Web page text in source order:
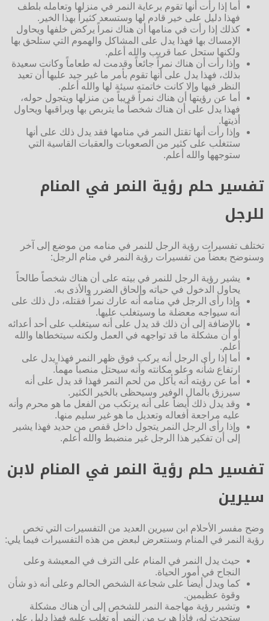
أما إذا رأت أنها تقوم برعاية النمر في منزلها وتعامله بلطف
فهذا دليل على خير قادم لها وستسعد كثيراً بهذا الخير.
كذلك إذا رأت في منامها أن هناك نمراً يركض خلفها ويحاول
الإمساك بها فهذا يدل على المشاكل والهموم التي ستلحق بها
ولكنها ستحل عما قريب والله أعلم.
وإذا رأت أن هناك نمراً جائعاً وقدمت له طعاماً وكانت سعيدة
بذلك، فهذا يدل على أنها تقوم بأمر ما غير جيد عليها أن تعيد
النظر فيها وإلا كانت خاتمته سيئة لها والله أعلم.
أما عن رؤيتها أن هناك نمراً قريباً من منزلها ويتجول حوله،
فهذا يدل على أن هناك شخصاً ما يتربص بها ويراقبها ويحاول
أذيتها.
وإذا رأت أنها تقتل النمر في منامها فقد يدل ذلك على أنها
ستتغلب على كثير من الصعوبات والعقبات القاسية التي
ستوجهها والله أعلم.
تفسير حلم رؤية النمر في المنام
للرجل
تختلف تفسيرات رؤية الرجل للنمر في منامه من موضع إلى آخر
وسنوضح بعضاً من تفسيرات رؤية النمر في منام الرجل:
يشير رؤية الرجل للنمر في بيته على أن هناك شخصاً طالحاً
يحاول الدخول في حياته وإلحاق الضرر والأذى به.
وإذا رأى الرجل في منامه أنه عارك نمراً فقتله، دل ذلك على
أنه سيواجه معضلة ما وسيتغلب عليها.
بالإضافة إلى أن ذلك قد يدل على أنه سيتغلب على أحد أعدائه
أو أن مشكلة ما قد تواجهه في العمل ولكنه سيتخطاها والله
أعلم.
أما إذا رأى الرجل أنه يركب فوق ظهر النمر فهذا يدل على
ارتفاع شأنه وعلو مكانته وأنه سيحتل منصباً مهماً.
أما عن رؤيته أنه يأكل من لحم النمر فهذا قد يدل على أنه
سيرزق بالمال الوفير وسيحظى بالخير الكثير.
وقد يدل ذلك أيضاً على أنه يرتكب من الفعل ما هو محرم وأنه
عليه مراجعة أفعاله وتعديل ما هو غير سليم منها.
وإذا رأى الرجل النمر يتجول داخل قفص من حديد فهذا يشير
إلى أن تفكير هذا الرجل غير منضبط والله أعلم.
تفسير حلم رؤية النمر في المنام لابن
سيرين
وضح مفسر الأحلام ابن سيرين العديد من التفسيرات التي تخص
رؤية النمر في المنام وسنتعرض لبعض من هذه التفسيرات فيما يلي:
حيث يدل النمر في المنام على الترف في المعيشة وعلى
النجاح في أمور الحياة.
كما ويدل أيضاً على شجاعة الشخص الحالم وعلى أنه ذو شأن
وقوة عظيمين.
وتشير رؤية مهاجمة النمر للشخص إلى أن هناك مشكلة
ستحدث له، فإذا هرب من النمر أو تغلب عليه فهذا دليل على